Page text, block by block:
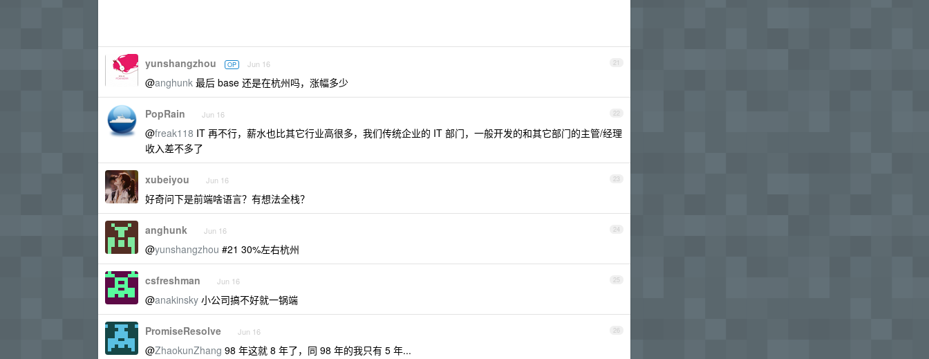
21
yunshangzhou OP Jun 16
@anghunk 最后 base 还是在杭州吗，涨幅多少
22
PopRain Jun 16
@freak118 IT 再不行，薪水也比其它行业高很多，我们传统企业的 IT 部门，一般开发的和其它部门的主管/经理
收入差不多了
23
xubeiyou Jun 16
好奇问下是前端啥语言？有想法全栈？
24
anghunk Jun 16
@yunshangzhou #21 30%左右杭州
25
csfreshman Jun 16
@anakinsky 小公司搞不好就一锅端
26
PromiseResolve Jun 16
@ZhaokunZhang 98 年这就 8 年了，同 98 年的我只有 5 年...